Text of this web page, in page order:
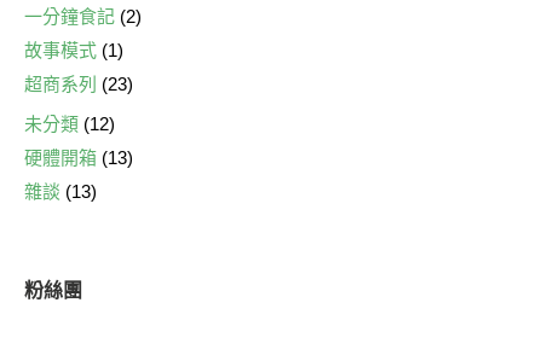
一分鐘食記 (2)
故事模式 (1)
超商系列 (23)
未分類 (12)
硬體開箱 (13)
雜談 (13)
粉絲團